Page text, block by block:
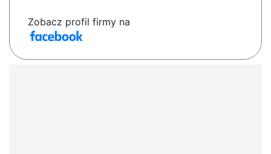
Zobacz profil firmy na